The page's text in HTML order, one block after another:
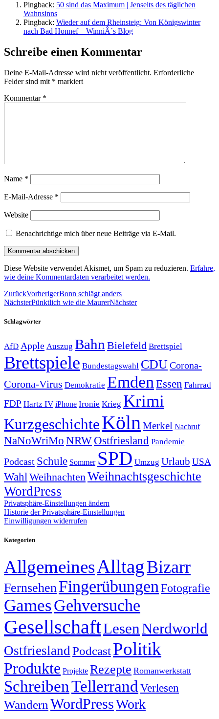
Pingback: 50 sind das Maximum | Jenseits des täglichen
Wahnsinns
Pingback: Wieder auf dem Rheinsteig: Von Königswinter
nach Bad Honnef – WinniÂ´s Blog
Schreibe einen Kommentar
Deine E-Mail-Adresse wird nicht veröffentlicht. Erforderliche
Felder sind mit * markiert
Kommentar *
Name *
E-Mail-Adresse *
Website
Benachrichtige mich über neue Beiträge via E-Mail.
Diese Website verwendet Akismet, um Spam zu reduzieren. Erfahre,
wie deine Kommentardaten verarbeitet werden.
ZurückVorherigerBonn schlägt anders
NächsterPünktlich wie die MaurerNächster
Schlagwörter
AfD Apple Auszug Bahn Bielefeld Brettspiel
Brettspiele Bundestagswahl CDUCorona-
Corona-Virus Demokratie Emden Essen Fahrrad
FDP Hartz IV iPhone Ironie Krieg Krimi
KurzgeschichteKölnMerkel Nachruf
NaNoWriMo NRWOstfriesland Pandemie
Podcast Schule Sommer SPD Umzug Urlaub USA
WahlWeihnachtenWeihnachtsgeschichte
WordPress
Privatsphäre-Einstellungen ändern
Historie der Privatsphäre-Einstellungen
Einwilligungen widerrufen
Kategorien
AllgemeinesAlltagBizarr
Fernsehen Fingerübungen Fotografie
GamesGehversuche
GesellschaftLesen Nerdworld
Ostfriesland PodcastPolitik
Produkte Projekte Rezepte Romanwerkstatt
SchreibenTellerrand Verlesen
Wandern WordPressWork